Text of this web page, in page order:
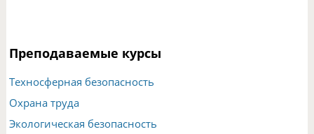
Преподаваемые курсы
Техносферная безопасность
Охрана труда
Экологическая безопасность